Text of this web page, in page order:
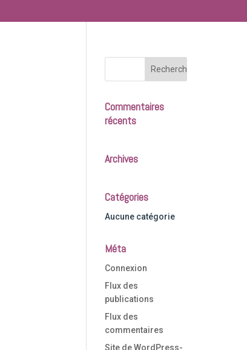
Commentaires
récents
Archives
Catégories
Aucune catégorie
Méta
Connexion
Flux des
publications
Flux des
commentaires
Site de WordPress-